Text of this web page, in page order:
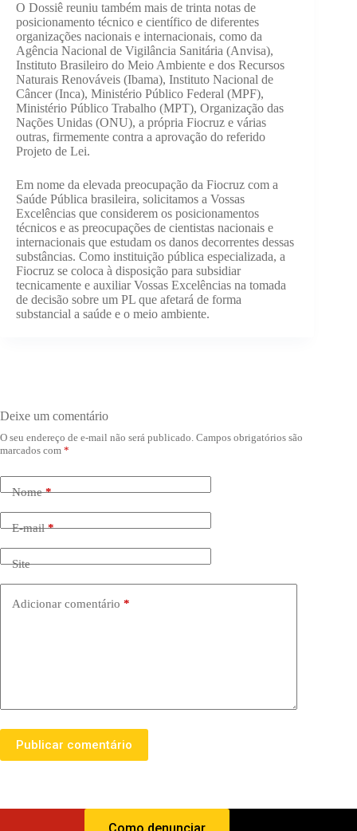
O Dossiê reuniu também mais de trinta notas de
posicionamento técnico e científico de diferentes
organizações nacionais e internacionais, como da
Agência Nacional de Vigilância Sanitária (Anvisa),
Instituto Brasileiro do Meio Ambiente e dos Recursos
Naturais Renováveis (Ibama), Instituto Nacional de
Câncer (Inca), Ministério Público Federal (MPF),
Ministério Público Trabalho (MPT), Organização das
Nações Unidas (ONU), a própria Fiocruz e várias
outras, firmemente contra a aprovação do referido
Projeto de Lei.
Em nome da elevada preocupação da Fiocruz com a
Saúde Pública brasileira, solicitamos a Vossas
Excelências que considerem os posicionamentos
técnicos e as preocupações de cientistas nacionais e
internacionais que estudam os danos decorrentes dessas
substâncias. Como instituição pública especializada, a
Fiocruz se coloca à disposição para subsidiar
tecnicamente e auxiliar Vossas Excelências na tomada
de decisão sobre um PL que afetará de forma
substancial a saúde e o meio ambiente.
Deixe um comentário
O seu endereço de e-mail não será publicado. Campos obrigatórios são
marcados com *
Nome*
E-mail*
Site
Adicionar comentário *
Publicar comentário